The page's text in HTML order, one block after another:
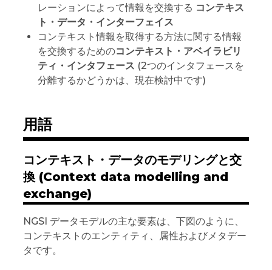
レーションによって情報を交換する コンテキス
ト・データ・インターフェイス
コンテキスト情報を取得する方法に関する情報
を交換するためのコンテキスト・アベイラビリ
ティ・インタフェース (2つのインタフェースを
分離するかどうかは、現在検討中です)
用語
コンテキスト・データのモデリングと交
換 (Context data modelling and
exchange)
NGSI データモデルの主な要素は、下図のように、
コンテキストのエンティティ、属性およびメタデー
タです。